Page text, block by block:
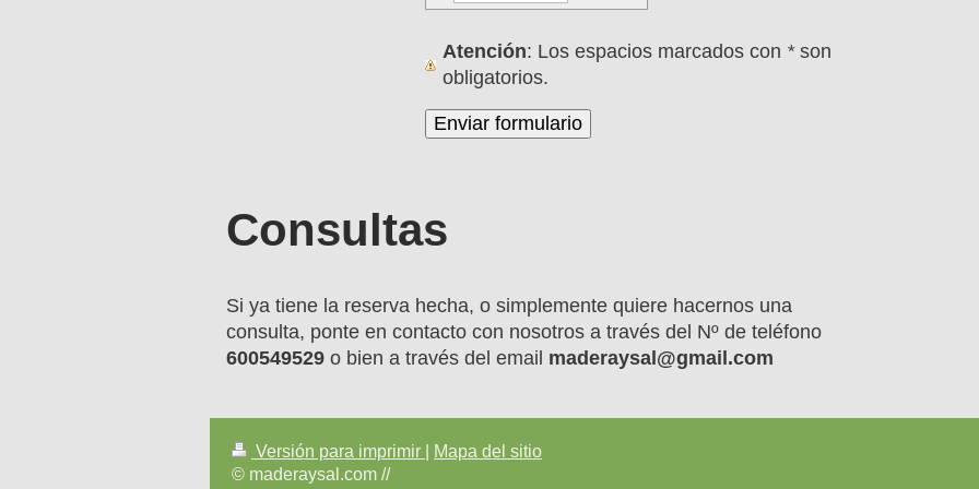
Atención : Los espacios marcados con *son
obligatorios.
Consultas
Si ya tiene la reserva hecha, o simplemente quiere hacernos una
consulta, ponte en contacto con nosotros a través del Nº de teléfono
600549529 o bien a través del email maderaysal@gmail.com
Versión para imprimir
Mapa del sitio
© maderaysal.com //